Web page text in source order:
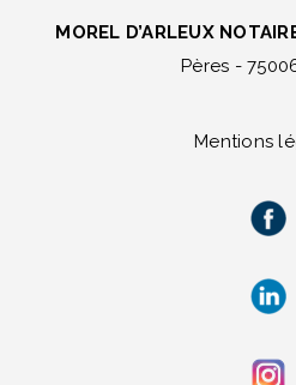
MOREL D’ARLEUX
Pères -
Mentions